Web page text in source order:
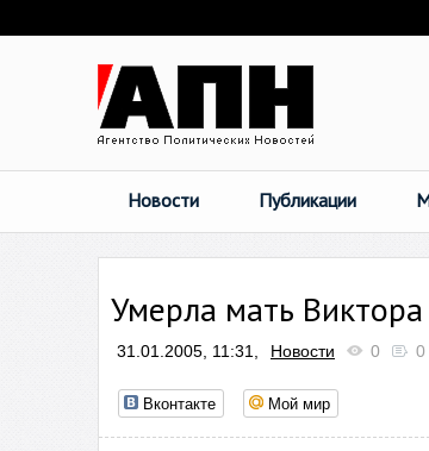
Новости Публикации
Умерла мать
31.01.2005, 11:31, Новости 0 0
Вконтакте Мой мир